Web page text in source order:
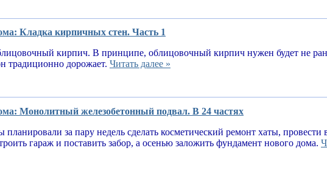
Кладка кирпичных стен. Часть 1
кирпич. В принципе, облицовочный кирпич нужен будет не
традиционно дорожает. Читать далее »
Монолитный железобетонный подвал. В 24 частях
планировали за пару недель сделать косметический ремонт хаты, провести
гараж и поставить забор, а осенью заложить фундамент нового дома.